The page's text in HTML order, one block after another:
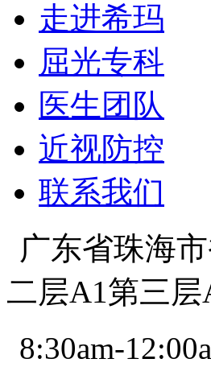
走进希玛
屈光专科
医生团队
近视防控
联系我们
广东省珠海
二层A1第三层
8:30am-